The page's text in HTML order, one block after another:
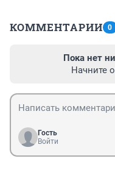
КОММЕНТАРИИ 0
Пока нет
Начните
Гость
Войти